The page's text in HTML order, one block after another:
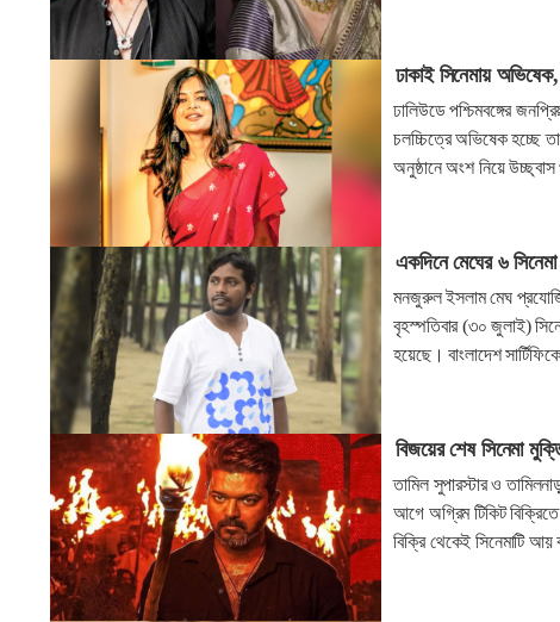
ঢাকাই সিনেমায়
ঢালিউডে পশ্চিমবঙ্গের
চলচ্চিত্রে অভিষেক হচ্ছে
অনুষ্ঠানে অংশ নিয়ে
একদিনে মেঘের ৬ সিনেমা
মনজুরুল ইসলাম মেঘ প্রযোজিত
বৃহস্পতিবার (৩০ জুলাই)
হয়েছে। বাংলাদেশ
বিজয়ের শেষ সিনেমা
তামিল সুপারস্টার ও
আগে অগ্রিম টিকিট বিক্রিতে
বিক্রি থেকেই সিনেমাটি